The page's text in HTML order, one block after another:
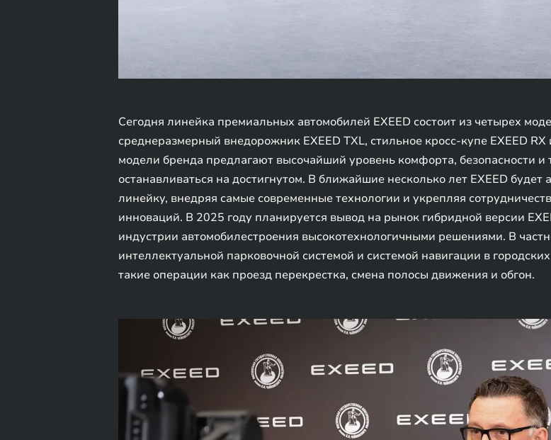
Сегодня линейка премиальных автомобилей EXEED состоит из четырех
среднеразмерный внедорожник EXEED TXL, стильное кросс-купе EXEED
модели бренда предлагают высочайший уровень комфорта, безопасности и
останавливаться на достигнутом. В ближайшие несколько лет EXEED
линейку, внедряя самые современные технологии и укрепляя
инноваций. В 2025 году планируется вывод на рынок гибридной версии
индустрии автомобилестроения высокотехнологичными решениями. В
интеллектуальной парковочной системой и системой навигации в
такие операции как проезд перекрестка, смена полосы движения и обгон.